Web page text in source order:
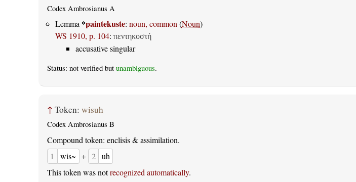
Codex Ambrosianus A
Lemma *paintekuste: noun, common(Noun)
WS 1910, p. 104: πεντηκοστή
accusative singular
Status: not verified but unambiguous.
↑ Token: wisuh
Codex Ambrosianus B
Compound token: enclisis & assimilation.
1
wis~ + 2 uh
This token was notrecognized automatically.